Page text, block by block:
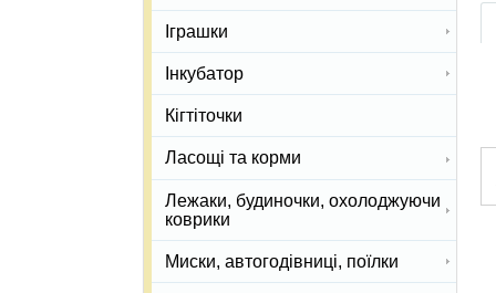
Іграшки
Інкубатор
Кігтіточки
Ласощі та корми
Лежаки, будиночки, охолоджуючи
коврики
Миски, автогодівниці, поїлки